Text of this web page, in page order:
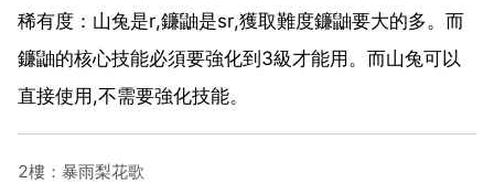
稀有度：山兔是r,鐮鼬是sr,獲取難度鐮鼬要大的多。而
鐮鼬的核心技能必須要強化到3級才能用。而山兔可以
直接使用,不需要強化技能。
2樓：暴雨梨花歌